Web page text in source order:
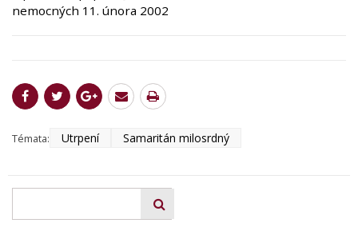
nemocných 11. února 2002
Témata: Utrpení Samaritán milosrdný